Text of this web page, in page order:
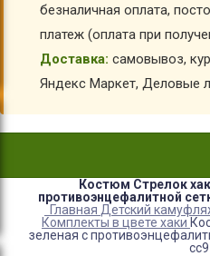
безналичная оплата,
платеж (оплата при
Доставка: самовывоз,
Яндекс Маркет, Деловые
Костюм Стрелок
противоэнцефалитной
Главная Детский
Комплекты в цвете хаки
зеленая с